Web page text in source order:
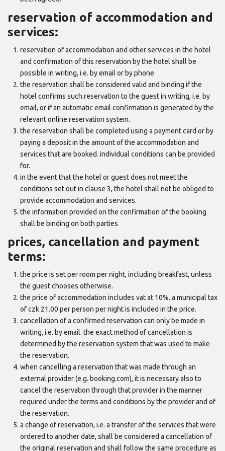
reservation of accommodation and
services:
reservation of accommodation and other services in the hotel
and confirmation of this reservation by the hotel shall be
possible in writing, i.e. by email or by phone
the reservation shall be considered valid and binding if the
hotel confirms such reservation to the guest in writing, i.e. by
email, or if an automatic email confirmation is generated by the
relevant online reservation system.
the reservation shall be completed using a payment card or by
paying a deposit in the amount of the accommodation and
services that are booked. individual conditions can be provided
for.
in the event that the hotel or guest does not meet the
conditions set out in clause 3, the hotel shall not be obliged to
provide accommodation and services.
the information provided on the confirmation of the booking
shall be binding on both parties
prices, cancellation and payment
terms:
the price is set per room per night, including breakfast, unless
the guest chooses otherwise.
the price of accommodation includes vat at 10%. a municipal tax
of czk 21.00 per person per night is included in the price.
cancellation of a confirmed reservation can only be made in
writing, i.e. by email. the exact method of cancellation is
determined by the reservation system that was used to make
the reservation.
when cancelling a reservation that was made through an
external provider (e.g. booking.com), it is necessary also to
cancel the reservation through that provider in the manner
required under the terms and conditions by the provider and of
the reservation.
a change of reservation, i.e. a transfer of the services that were
ordered to another date, shall be considered a cancellation of
the original reservation and shall follow the same procedure as